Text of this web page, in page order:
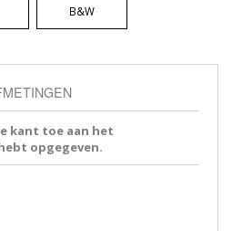
B&W
kant toe aan het
opgegeven.